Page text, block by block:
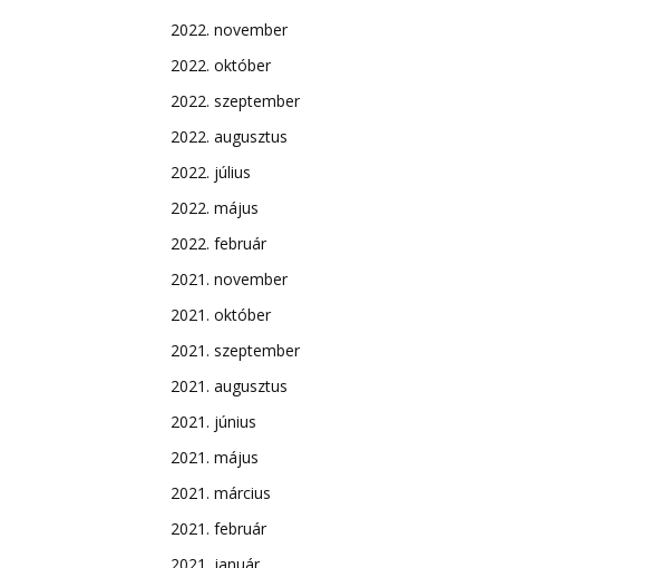
2022. november
2022. október
2022. szeptember
2022. augusztus
2022. július
2022. május
2022. február
2021. november
2021. október
2021. szeptember
2021. augusztus
2021. június
2021. május
2021. március
2021. február